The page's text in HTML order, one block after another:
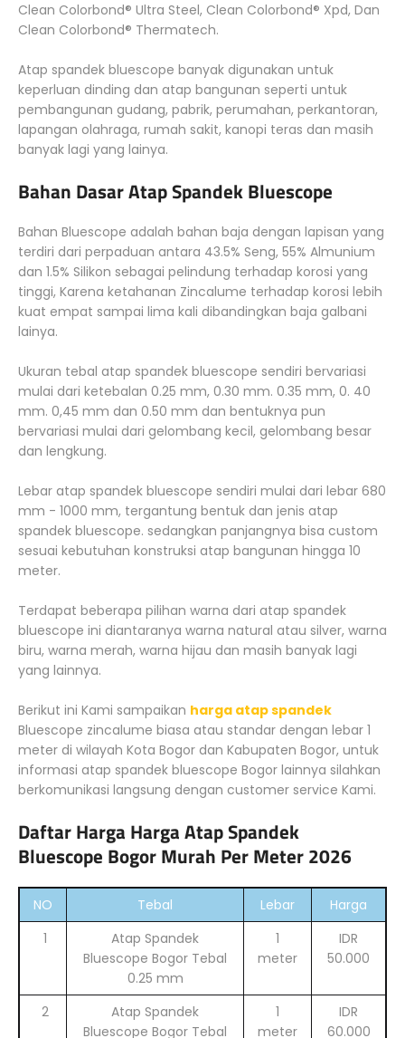
Clean Colorbond® Ultra Steel, Clean Colorbond® Xpd, Dan
Clean Colorbond® Thermatech.
Atap spandek bluescope banyak digunakan untuk
keperluan dinding dan atap bangunan seperti untuk
pembangunan gudang, pabrik, perumahan, perkantoran,
lapangan olahraga, rumah sakit, kanopi teras dan masih
banyak lagi yang lainya.
Bahan Dasar Atap Spandek Bluescope
Bahan Bluescope adalah bahan baja dengan lapisan yang
terdiri dari perpaduan antara 43.5% Seng, 55% Almunium
dan 1.5% Silikon sebagai pelindung terhadap korosi yang
tinggi, Karena ketahanan Zincalume terhadap korosi lebih
kuat empat sampai lima kali dibandingkan baja galbani
lainya.
Ukuran tebal atap spandek bluescope sendiri bervariasi
mulai dari ketebalan 0.25 mm, 0.30 mm. 0.35 mm, 0. 40
mm. 0,45 mm dan 0.50 mm dan bentuknya pun
bervariasi mulai dari gelombang kecil, gelombang besar
dan lengkung.
Lebar atap spandek bluescope sendiri mulai dari lebar 680
mm - 1000 mm, tergantung bentuk dan jenis atap
spandek bluescope. sedangkan panjangnya bisa custom
sesuai kebutuhan konstruksi atap bangunan hingga 10
meter.
Terdapat beberapa pilihan warna dari atap spandek
bluescope ini diantaranya warna natural atau silver, warna
biru, warna merah, warna hijau dan masih banyak lagi
yang lainnya.
Berikut ini Kami sampaikan harga atap spandek
Bluescope zincalume biasa atau standar dengan lebar 1
meter di wilayah Kota Bogor dan Kabupaten Bogor, untuk
informasi atap spandek bluescope Bogor lainnya silahkan
berkomunikasi langsung dengan customer service Kami.
Daftar Harga Harga Atap Spandek
Bluescope Bogor Murah Per Meter 2026
NO Tebal Lebar
Harga
1
Atap Spandek
Bluescope Bogor Tebal
0.25 mm
1
meter
IDR
50.000
2
Atap Spandek
Bluescope Bogor Tebal
1
meter
IDR
60.000